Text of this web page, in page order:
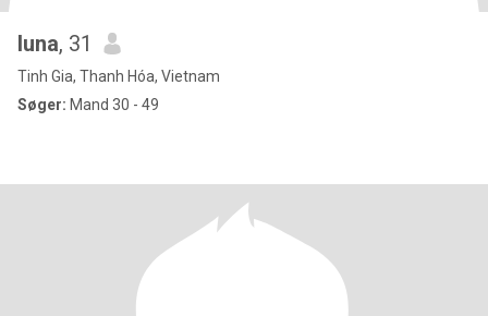
luna, 31
Tinh Gia, Thanh Hóa, Vietnam
Søger: Mand 30 - 49